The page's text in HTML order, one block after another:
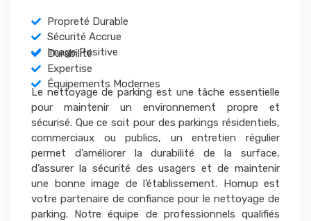
Propreté Durable
Sécurité Accrue
Image Positive
Durabilité
Expertise
Équipements Modernes
Le nettoyage de parking est une tâche essentielle
pour maintenir un environnement propre et
sécurisé. Que ce soit pour des parkings résidentiels,
commerciaux ou publics, un entretien régulier
permet d’améliorer la durabilité de la surface,
d’assurer la sécurité des usagers et de maintenir
une bonne image de l’établissement. Homup est
votre partenaire de confiance pour le nettoyage de
parking. Notre équipe de professionnels qualifiés